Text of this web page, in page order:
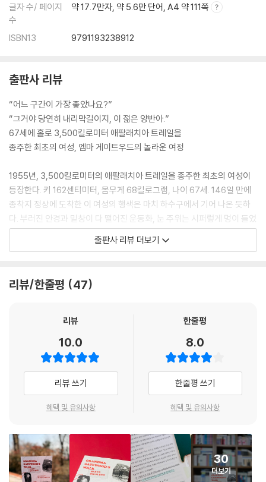
글자 수/ 페이지
수
약 17.7만자, 약 5.6만 단어, A4 약 111쪽
ISBN13 9791193238912
출판사 리뷰
“어느 구간이 가장 좋았나요?”
“그거야 당연히 내리막길이지, 이 젊은 양반아.”
67세에 홀로 3,500킬로미터 애팔래치아 트레일을
종주한 최초의 여성, 엠마 게이트우드의 놀라운 여정
1955년, 3,500킬로미터의 애팔래치아 트레일을 종주한 최초의 여성이
등장한다. 키 162센티미터, 몸무게 68킬로그램, 나이 67세. 146일 만에
종착지 정상에 도착한 이 여성의 행색은 마치 하수구에서 기어 나온 듯하
다. 부러진 안경과 밑창이 다 떨어진 운동화, 눈 주위는 시퍼렇게 멍이 들었
지만 눈빛은 그 어느 때보다 또렷해 보인다. 허리케인과 홍수, 깊은 어둠과
추위가 가득한 길을 대체 어떻게 걸어온 걸까, 침낭도 지도도 없이 작은 자
이 책의 저자 벤 몽고메리는 탐사 보도를 전문으로 하는 저널리스트이며,
20세기 중후반, 미국에서 가장 유명한 여행자였지만 그 누구도 제대로 알
와 편지, 그녀가 길 위에서 만났던 사람들과 유족 인터뷰 등을 통해 그녀가
걸어온 발자취를 따라간다. 또한 게이트우드 개인의 삶과 더불어 애팔래치
아 산악 지대의 역사, 트레일 개척 과정, 20세기 중반 미국 사회의 경제, 인
권, 개발 문제 등을 정교하게 엮어냈다. 게이트우드 할머니는 트레일을 완
주한 후 어느 기자에게 말한다. “내가 살아온 인생에 비하면, 이 정도 트레
“남자들이 할 수 있는 일이라면, 나도 할 수 있다.”
철조망도 진흙 길도 거침없이 넘나드는
게이트우드 할머니의 경쾌한 발걸음
출판사 리뷰 더보기
리뷰/한줄평 47
리뷰
10.0
리뷰 쓰기
혜택 및 유의사항
한줄평
8.0
한줄평 쓰기
혜택 및 유의사항
30
더보기